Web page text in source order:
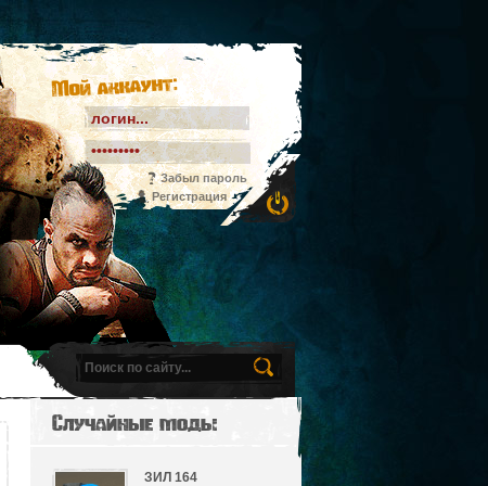
Мой аккаунт:
Забыл пароль
Регистрация
Случайные моды
ЗИЛ 164